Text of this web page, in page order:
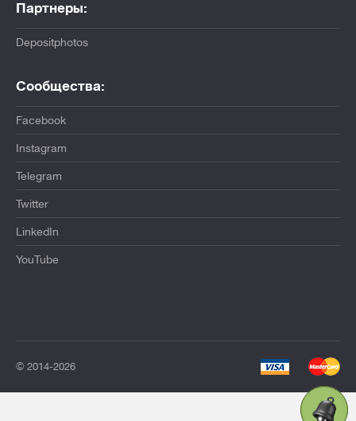
Партнеры:
Depositphotos
Сообщества:
Facebook
Instagram
Telegram
Twitter
LinkedIn
YouTube
© 2014-2026